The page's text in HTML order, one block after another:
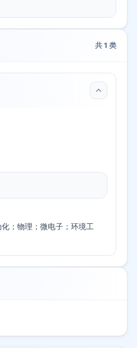
共 1 类
；物理；微电子；环境工